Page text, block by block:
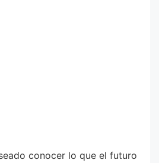
conocer lo que el futuro